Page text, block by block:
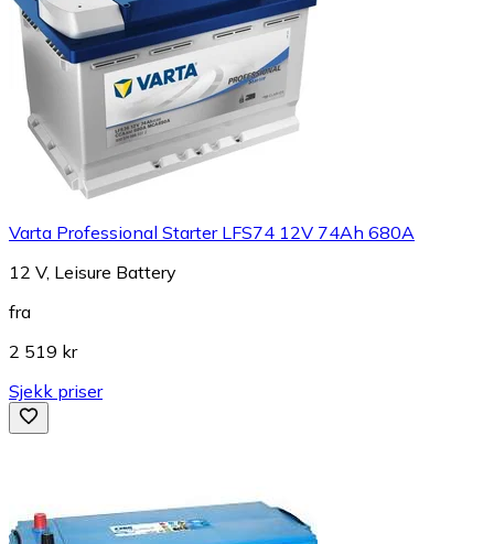
Varta Professional Starter LFS74 12V 74Ah 680A
12 V, Leisure Battery
fra
2 519 kr
Sjekk priser